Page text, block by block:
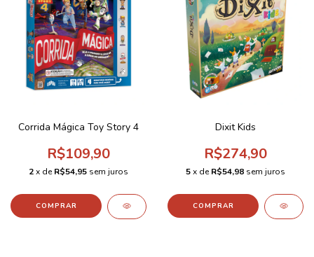
Corrida Mágica Toy Story 4
R$109,90
2x deR$54,95 sem juros
Dixit Kids
R$274,90
5x deR$54,98 sem juros